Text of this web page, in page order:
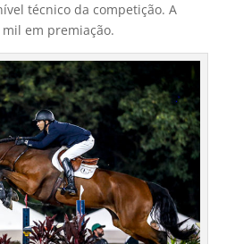
técnico da competição. A
em premiação.